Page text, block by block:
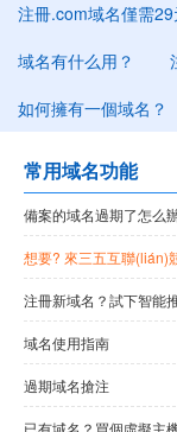
注冊.com域名僅需29元
域名有什么用？
如何擁有一個域名？
常用域名功能
備案的域名過期了怎么辦
想要? 來三五互聯(lián)
注冊新域名？試下智能
域名使用指南
過期域名搶注
已有域名？買個虛擬主